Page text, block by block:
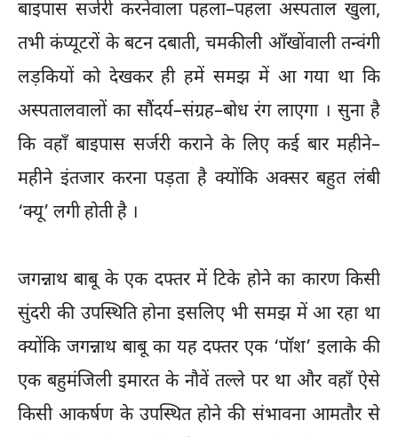
बाइपास सर्जरी करनेवाला पहला–पहला अस्पताल खुला,
तभी कंप्यूटरों के बटन दबाती, चमकीली आँखोंवाली तन्वंगी
लड़कियों को देखकर ही हमें समझ में आ गया था कि
अस्पतालवालों का सौंदर्य–संग्रह–बोध रंग लाएगा । सुना है
कि वहाँ बाइपास सर्जरी कराने के लिए कई बार महीने–
महीने इंतजार करना पड़ता है क्योंकि अक्सर बहुत लंबी
‘क्यू’ लगी होती है ।
जगन्नाथ बाबू के एक दफ्तर में टिके होने का कारण किसी
सुंदरी की उपस्थिति होना इसलिए भी समझ में आ रहा था
क्योंकि जगन्नाथ बाबू का यह दफ्तर एक ‘पॉश’ इलाके की
एक बहुमंजिली इमारत के नौवें तल्ले पर था और वहाँ ऐसे
किसी आकर्षण के उपस्थित होने की संभावना आमतौर से